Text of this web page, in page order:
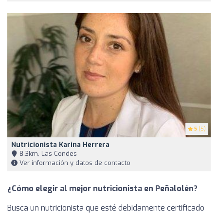
5 (5)
Nutricionista Karina Herrera
8,3km, Las Condes
Ver información y datos de contacto
¿Cómo elegir al mejor nutricionista en Peñalolén?
Busca un nutricionista que esté debidamente certificado